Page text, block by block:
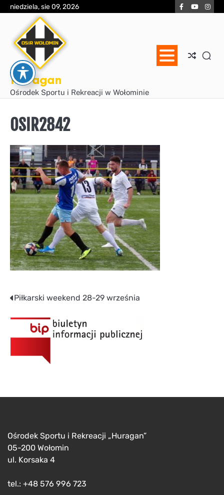
Skip
content
niedziela, sie 09, 2026 Facebook
YouTube
Huragan
Ośrodek Sportu i Rekreacji w Wołominie
OSIR2842
Nawigacja
wpisu
Piłkarski weekend 28-29 września
Ośrodek Sportu i Rekreacji „Huragan”
05-200 Wołomin
ul. Korsaka 4
tel.: +48 576 996 723